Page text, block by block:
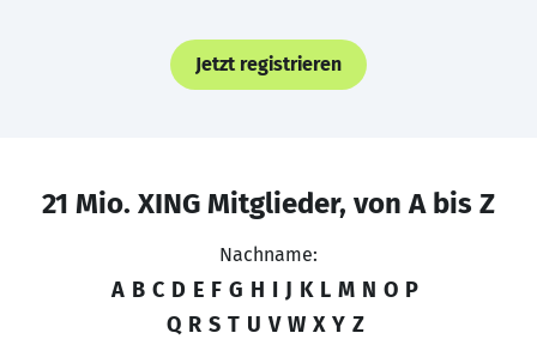
Jetzt registrieren
21 Mio. XING Mitglieder, von A bis Z
Nachname:
A B C D E F G H I J K L M N O P
Q R S T U V W X Y Z